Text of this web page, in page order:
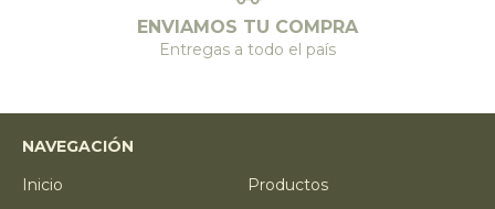
ENVIAMOS TU COMPRA
Entregas a todo el país
NAVEGACIÓN
Inicio
Productos